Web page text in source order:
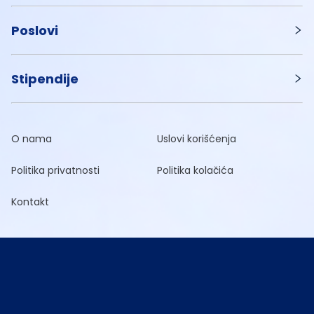
Poslovi
Stipendije
O nama Uslovi korišćenja
Politika privatnosti Politika kolačića
Kontakt